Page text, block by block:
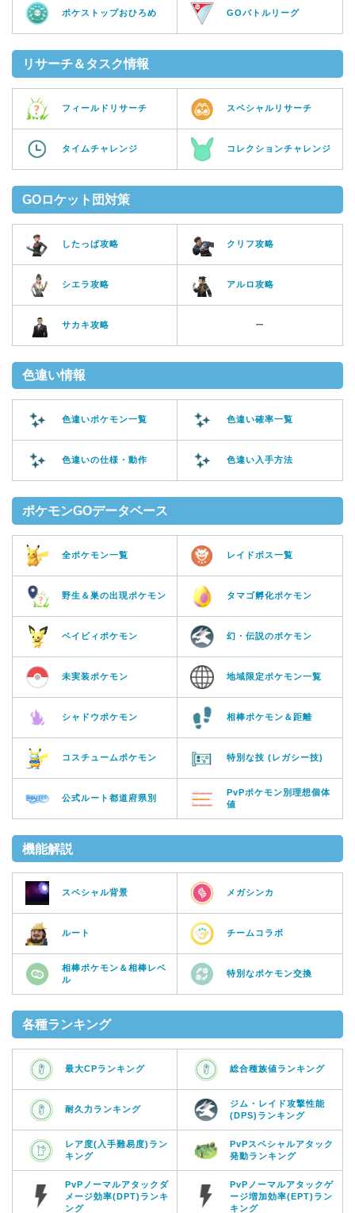
ポケストップおひろめ GOバトルリーグ
リサーチ＆タスク情報
フィールドリサーチ スペシャルリサーチ
タイムチャレンジ コレクションチャレンジ
GOロケット団対策
したっぱ攻略 クリフ攻略
シエラ攻略 アルロ攻略
サカキ攻略 ー
色違い情報
色違いポケモン一覧 色違い確率一覧
色違いの仕様・動作 色違い入手方法
ポケモンGOデータベース
全ポケモン一覧 レイドボス一覧
野生＆巣の出現ポケモン タマゴ孵化ポケモン
ベイビィポケモン 幻・伝説のポケモン
未実装ポケモン 地域限定ポケモン一覧
シャドウポケモン 相棒ポケモン＆距離
コスチュームポケモン 特別な技 (レガシー技)
公式ルート都道府県別
PvPポケモン別理想個体
値
機能解説
スペシャル背景 メガシンカ
ルート チームコラボ
相棒ポケモン＆相棒レベ
ル
特別なポケモン交換
各種ランキング
最大CPランキング 総合種族値ランキング
耐久力ランキング
ジム・レイド攻撃性能
(DPS)ランキング
レア度(入手難易度)ラン
キング
PvPスペシャルアタック
発動ランキング
PvPノーマルアタックダ
メージ効率(DPT)ランキ
ング
PvPノーマルアタックゲ
ージ増加効率(EPT)ラン
キング